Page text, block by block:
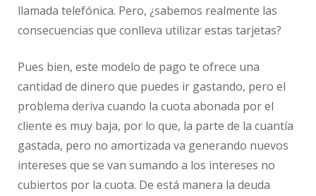
llamada telefónica. Pero, ¿sabemos realmente las
consecuencias que conlleva utilizar estas tarjetas?
Pues bien, este modelo de pago te ofrece una
cantidad de dinero que puedes ir gastando, pero el
problema deriva cuando la cuota abonada por el
cliente es muy baja, por lo que, la parte de la cuantía
gastada, pero no amortizada va generando nuevos
intereses que se van sumando a los intereses no
cubiertos por la cuota. De está manera la deuda